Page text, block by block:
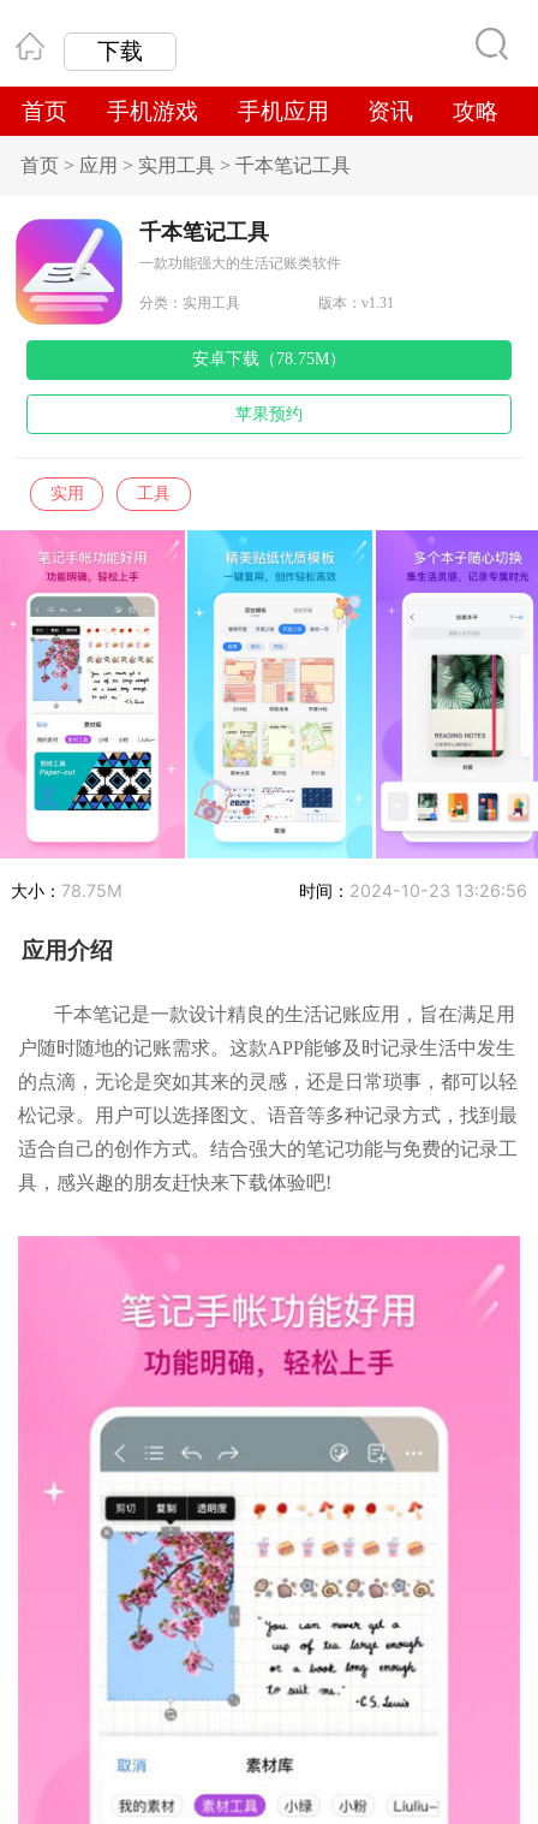
下载
首页 手机游戏 手机应用 资讯 攻略
首页 > 应用 > 实用工具 > 千本笔记工具
千本笔记工具
一款功能强大的生活记账类软件
分类： 实用工具 版本：v1.31
安卓下载（78.75M）
苹果预约
实用 工具
大小： 78.75M 时间： 2024-10-23 13:26:56
应用介绍
千本笔记是一款设计精良的生活记账应用，旨在满足用
户随时随地的记账需求。这款APP能够及时记录生活中发生
的点滴，无论是突如其来的灵感，还是日常琐事，都可以轻
松记录。用户可以选择图文、语音等多种记录方式，找到最
适合自己的创作方式。结合强大的笔记功能与免费的记录工
具，感兴趣的朋友赶快来下载体验吧!